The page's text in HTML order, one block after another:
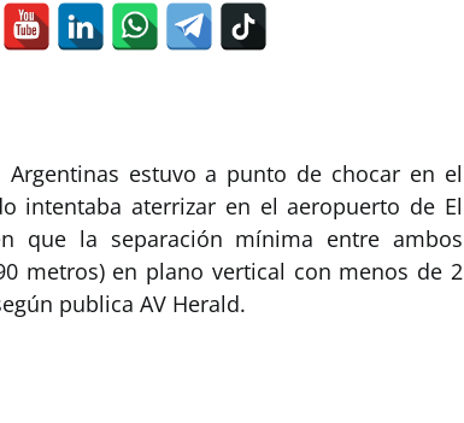
Argentinas estuvo a punto de chocar en el
intentaba aterrizar en el aeropuerto de El
que la separación mínima entre ambos
metros) en plano vertical con menos de 2
publica AV Herald.